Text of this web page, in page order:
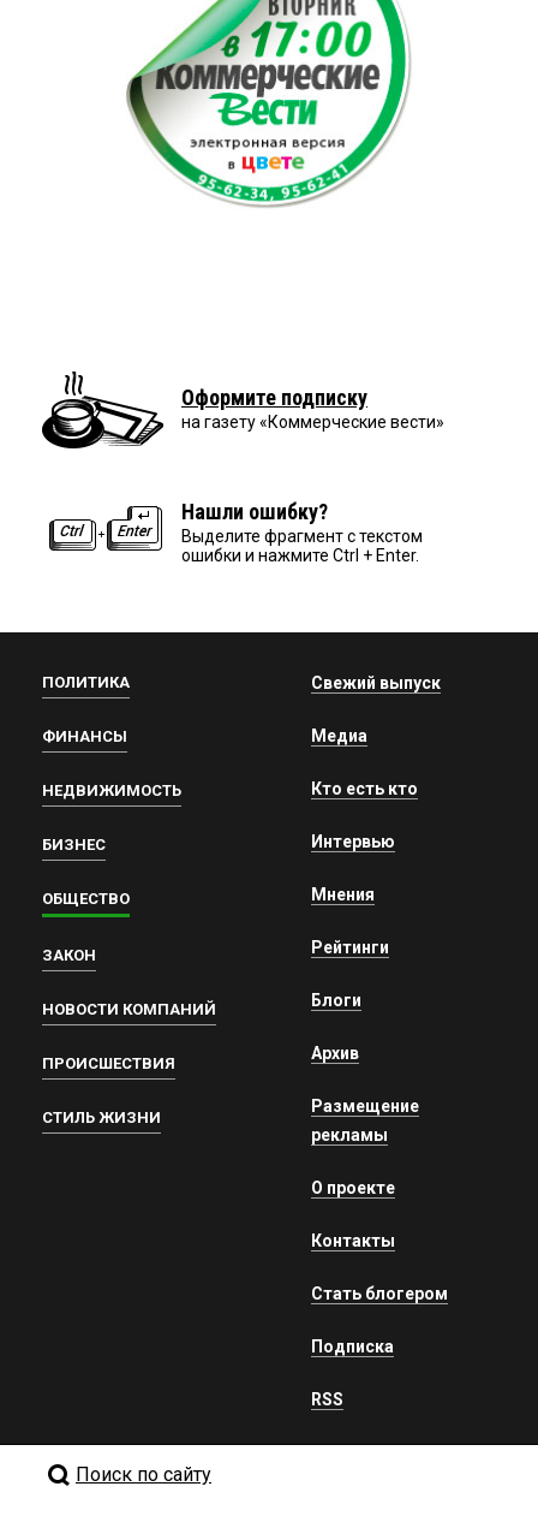
Оформите подписку
на газету «Коммерческие вести»
Нашли ошибку?
Выделите фрагмент с текстом
ошибки и нажмите Ctrl + Enter.
ПОЛИТИКА
ФИНАНСЫ
НЕДВИЖИМОСТЬ
БИЗНЕС
ОБЩЕСТВО
ЗАКОН
НОВОСТИ КОМПАНИЙ
ПРОИСШЕСТВИЯ
СТИЛЬ ЖИЗНИ
Свежий выпуск
Медиа
Кто есть кто
Интервью
Мнения
Рейтинги
Блоги
Архив
Размещение
рекламы
О проекте
Контакты
Стать блогером
Подписка
RSS
Поиск по сайту